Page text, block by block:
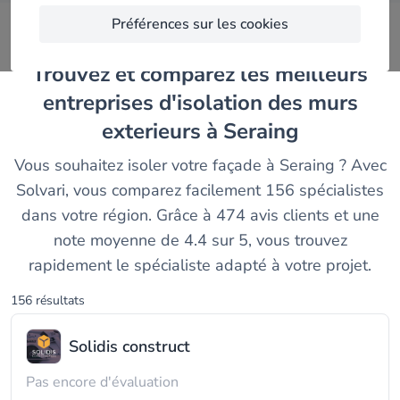
Préférences sur les cookies
Trouvez et comparez les meilleurs
entreprises d'isolation des murs
exterieurs à Seraing
Vous souhaitez isoler votre façade à Seraing ? Avec
Solvari, vous comparez facilement 156 spécialistes
dans votre région. Grâce à 474 avis clients et une
note moyenne de 4.4 sur 5, vous trouvez
rapidement le spécialiste adapté à votre projet.
156 résultats
Solidis construct
Pas encore d'évaluation